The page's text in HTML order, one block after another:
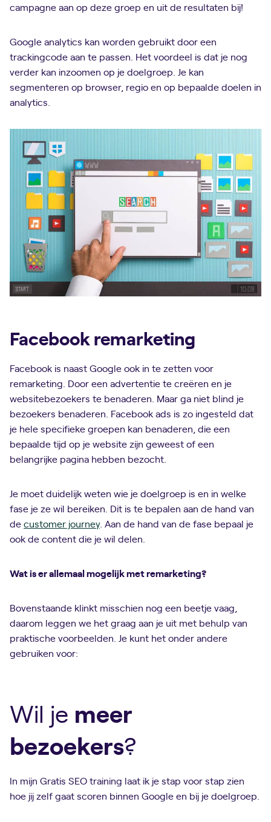
campagne aan op deze groep en uit de resultaten bij!
Google analytics kan worden gebruikt door een
trackingcode aan te passen. Het voordeel is dat je nog
verder kan inzoomen op je doelgroep. Je kan
segmenteren op browser, regio en op bepaalde doelen in
analytics.
Facebook remarketing
Facebook is naast Google ook in te zetten voor
remarketing. Door een advertentie te creëren en je
websitebezoekers te benaderen. Maar ga niet blind je
bezoekers benaderen. Facebook ads is zo ingesteld dat
je hele specifieke groepen kan benaderen, die een
bepaalde tijd op je website zijn geweest of een
belangrijke pagina hebben bezocht.
Je moet duidelijk weten wie je doelgroep is en in welke
fase je ze wil bereiken. Dit is te bepalen aan de hand van
decustomer journey. Aan de hand van de fase bepaal je
ook de content die je wil delen.
Wat is er allemaal mogelijk met remarketing?
Bovenstaande klinkt misschien nog een beetje vaag,
daarom leggen we het graag aan je uit met behulp van
praktische voorbeelden. Je kunt het onder andere
gebruiken voor:
Wil je meer
bezoekers?
In mijn Gratis SEO training laat ik je stap voor stap zien
hoe jij zelf gaat scoren binnen Google en bij je doelgroep.